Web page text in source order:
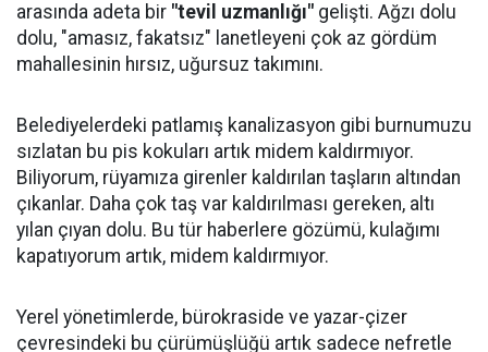
arasında adeta bir "tevil uzmanlığı" gelişti. Ağzı dolu
dolu, "amasız, fakatsız" lanetleyeni çok az gördüm
mahallesinin hırsız, uğursuz takımını.
Belediyelerdeki patlamış kanalizasyon gibi burnumuzu
sızlatan bu pis kokuları artık midem kaldırmıyor.
Biliyorum, rüyamıza girenler kaldırılan taşların altından
çıkanlar. Daha çok taş var kaldırılması gereken, altı
yılan çıyan dolu. Bu tür haberlere gözümü, kulağımı
kapatıyorum artık, midem kaldırmıyor.
Yerel yönetimlerde, bürokraside ve yazar-çizer
çevresindeki bu çürümüşlüğü artık sadece nefretle